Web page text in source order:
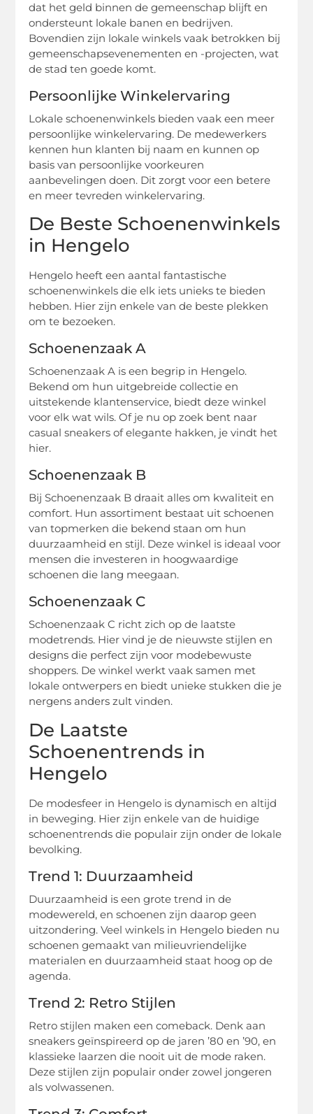
dat het geld binnen de gemeenschap blijft en
ondersteunt lokale banen en bedrijven.
Bovendien zijn lokale winkels vaak betrokken bij
gemeenschapsevenementen en -projecten, wat
de stad ten goede komt.
Persoonlijke Winkelervaring
Lokale schoenenwinkels bieden vaak een meer
persoonlijke winkelervaring. De medewerkers
kennen hun klanten bij naam en kunnen op
basis van persoonlijke voorkeuren
aanbevelingen doen. Dit zorgt voor een betere
en meer tevreden winkelervaring.
De Beste Schoenenwinkels
in Hengelo
Hengelo heeft een aantal fantastische
schoenenwinkels die elk iets unieks te bieden
hebben. Hier zijn enkele van de beste plekken
om te bezoeken.
Schoenenzaak A
Schoenenzaak A is een begrip in Hengelo.
Bekend om hun uitgebreide collectie en
uitstekende klantenservice, biedt deze winkel
voor elk wat wils. Of je nu op zoek bent naar
casual sneakers of elegante hakken, je vindt het
hier.
Schoenenzaak B
Bij Schoenenzaak B draait alles om kwaliteit en
comfort. Hun assortiment bestaat uit schoenen
van topmerken die bekend staan om hun
duurzaamheid en stijl. Deze winkel is ideaal voor
mensen die investeren in hoogwaardige
schoenen die lang meegaan.
Schoenenzaak C
Schoenenzaak C richt zich op de laatste
modetrends. Hier vind je de nieuwste stijlen en
designs die perfect zijn voor modebewuste
shoppers. De winkel werkt vaak samen met
lokale ontwerpers en biedt unieke stukken die je
nergens anders zult vinden.
De Laatste
Schoenentrends in
Hengelo
De modesfeer in Hengelo is dynamisch en altijd
in beweging. Hier zijn enkele van de huidige
schoenentrends die populair zijn onder de lokale
bevolking.
Trend 1: Duurzaamheid
Duurzaamheid is een grote trend in de
modewereld, en schoenen zijn daarop geen
uitzondering. Veel winkels in Hengelo bieden nu
schoenen gemaakt van milieuvriendelijke
materialen en duurzaamheid staat hoog op de
agenda.
Trend 2: Retro Stijlen
Retro stijlen maken een comeback. Denk aan
sneakers geïnspireerd op de jaren ’80 en ’90, en
klassieke laarzen die nooit uit de mode raken.
Deze stijlen zijn populair onder zowel jongeren
als volwassenen.